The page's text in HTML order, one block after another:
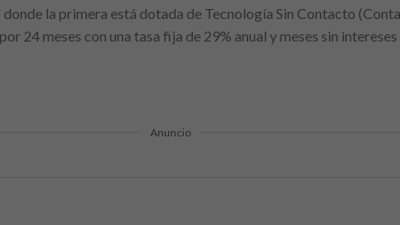
la primera está dotada de Tecnología Sin Contacto
24 meses con una tasa fija de 29% anual y meses sin intereses
Anuncio